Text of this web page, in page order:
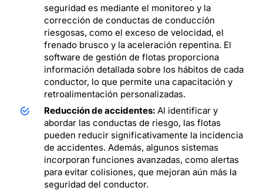
seguridad es mediante el monitoreo y la
corrección de conductas de conducción
riesgosas, como el exceso de velocidad, el
frenado brusco y la aceleración repentina. El
software de gestión de flotas proporciona
información detallada sobre los hábitos de cada
conductor, lo que permite una capacitación y
retroalimentación personalizadas.
Reducción de accidentes: Al identificar y
abordar las conductas de riesgo, las flotas
pueden reducir significativamente la incidencia
de accidentes. Además, algunos sistemas
incorporan funciones avanzadas, como alertas
para evitar colisiones, que mejoran aún más la
seguridad del conductor.